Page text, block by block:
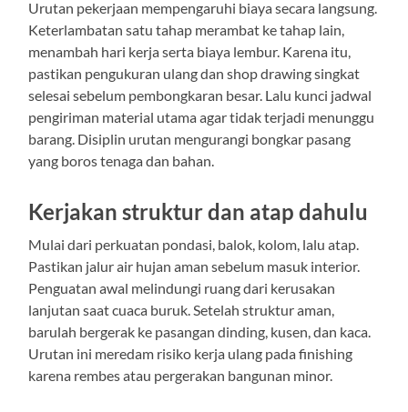
Urutan pekerjaan mempengaruhi biaya secara langsung.
Keterlambatan satu tahap merambat ke tahap lain,
menambah hari kerja serta biaya lembur. Karena itu,
pastikan pengukuran ulang dan shop drawing singkat
selesai sebelum pembongkaran besar. Lalu kunci jadwal
pengiriman material utama agar tidak terjadi menunggu
barang. Disiplin urutan mengurangi bongkar pasang
yang boros tenaga dan bahan.
Kerjakan struktur dan atap dahulu
Mulai dari perkuatan pondasi, balok, kolom, lalu atap.
Pastikan jalur air hujan aman sebelum masuk interior.
Penguatan awal melindungi ruang dari kerusakan
lanjutan saat cuaca buruk. Setelah struktur aman,
barulah bergerak ke pasangan dinding, kusen, dan kaca.
Urutan ini meredam risiko kerja ulang pada finishing
karena rembes atau pergerakan bangunan minor.